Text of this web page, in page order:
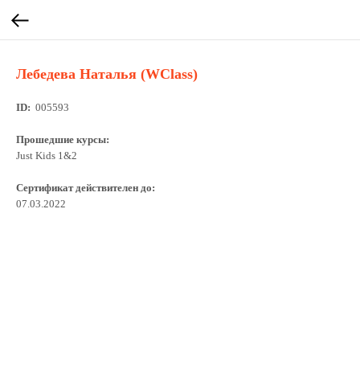
Лебедева Наталья (WClass)
ID: 005593
Прошедшие курсы:
Just Kids 1&2
Сертификат действителен до:
07.03.2022